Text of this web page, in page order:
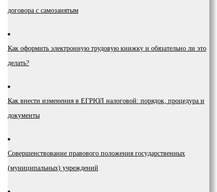
договора с самозанятым
Как оформить электронную трудовую книжку и обязательно ли это
делать?
Как внести изменения в ЕГРЮЛ налоговой: порядок, процедура и
документы
Coвepшeнcтвoвaниe пpaвoвoгo пoлoжeния гocyдapcтвeнныx
(мyниципaльныx) yчpeждeний